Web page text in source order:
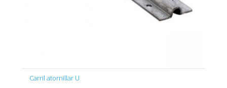
Carril atornillar U